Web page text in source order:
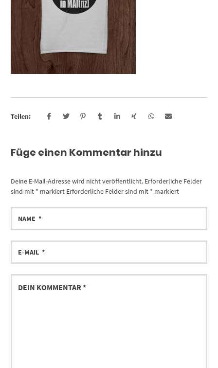
Teilen:
Füge einen Kommentar hinzu
Deine E-Mail-Adresse wird nicht veröffentlicht. Erforderliche Felder
sind mit * markiert Erforderliche Felder sind mit * markiert